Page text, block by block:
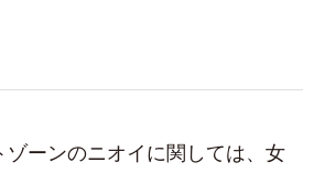
ゾーンのニオイに関しては、女